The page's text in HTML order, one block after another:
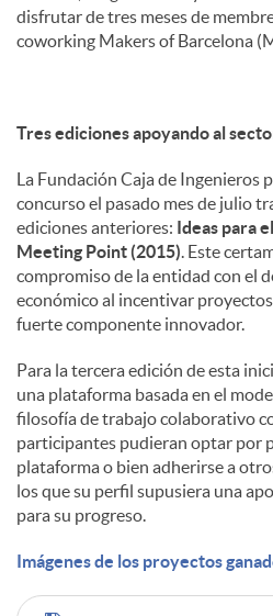
disfrutar de tres meses de
coworking Makers of Barcelona
Tres ediciones apoyando al
La Fundación Caja de Ingenieros
concurso el pasado mes de julio
ediciones anteriores: Ideas para
Meeting Point (2015). Este
compromiso de la entidad con el
económico al incentivar
fuerte componente innovador.
Para la tercera edición de esta
una plataforma basada en el
filosofía de trabajo colaborativo
participantes pudieran optar por
plataforma o bien adherirse a
los que su perfil supusiera una
para su progreso.
Imágenes de los proyectos